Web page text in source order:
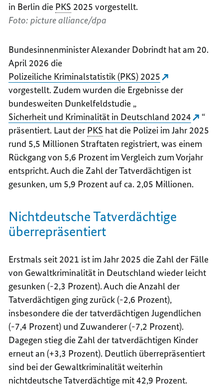
in Berlin die PKS 2025 vorgestellt.
Foto: picture alliance/dpa
Bundesinnenminister Alexander Dobrindt hat am 20.
April 2026 die
Polizeiliche Kriminalstatistik (PKS) 2025
vorgestellt. Zudem wurden die Ergebnisse der
bundesweiten Dunkelfeldstudie „
Sicherheit und Kriminalität in Deutschland 2024
“
präsentiert. Laut der PKS hat die Polizei im Jahr 2025
rund 5,5 Millionen Straftaten registriert, was einem
Rückgang von 5,6 Prozent im Vergleich zum Vorjahr
entspricht. Auch die Zahl der Tatverdächtigen ist
gesunken, um 5,9 Prozent auf ca. 2,05 Millionen.
Nichtdeutsche Tatverdächtige
überrepräsentiert
Erstmals seit 2021 ist im Jahr 2025 die Zahl der Fälle
von Gewaltkriminalität in Deutschland wieder leicht
gesunken (-2,3 Prozent). Auch die Anzahl der
Tatverdächtigen ging zurück (-2,6 Prozent),
insbesondere die der tatverdächtigen Jugendlichen
(-7,4 Prozent) und Zuwanderer (-7,2 Prozent).
Dagegen stieg die Zahl der tatverdächtigen Kinder
erneut an (+3,3 Prozent). Deutlich überrepräsentiert
sind bei der Gewaltkriminalität weiterhin
nichtdeutsche Tatverdächtige mit 42,9 Prozent.